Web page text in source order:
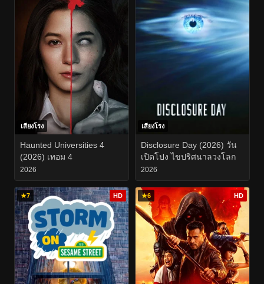
เสียงโรง
Haunted Universities 4
(2026) เทอม 4
2026
เสียงโรง
Disclosure Day (2026) วัน
เปิดโปง ไขปริศนาลวงโลก
2026
★7 HD ★6 HD